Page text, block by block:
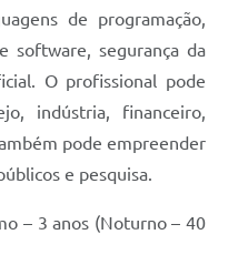
de programação,
software, segurança da
O profissional pode
indústria, financeiro,
pode empreender
e pesquisa.
– 3 anos (Noturno – 40